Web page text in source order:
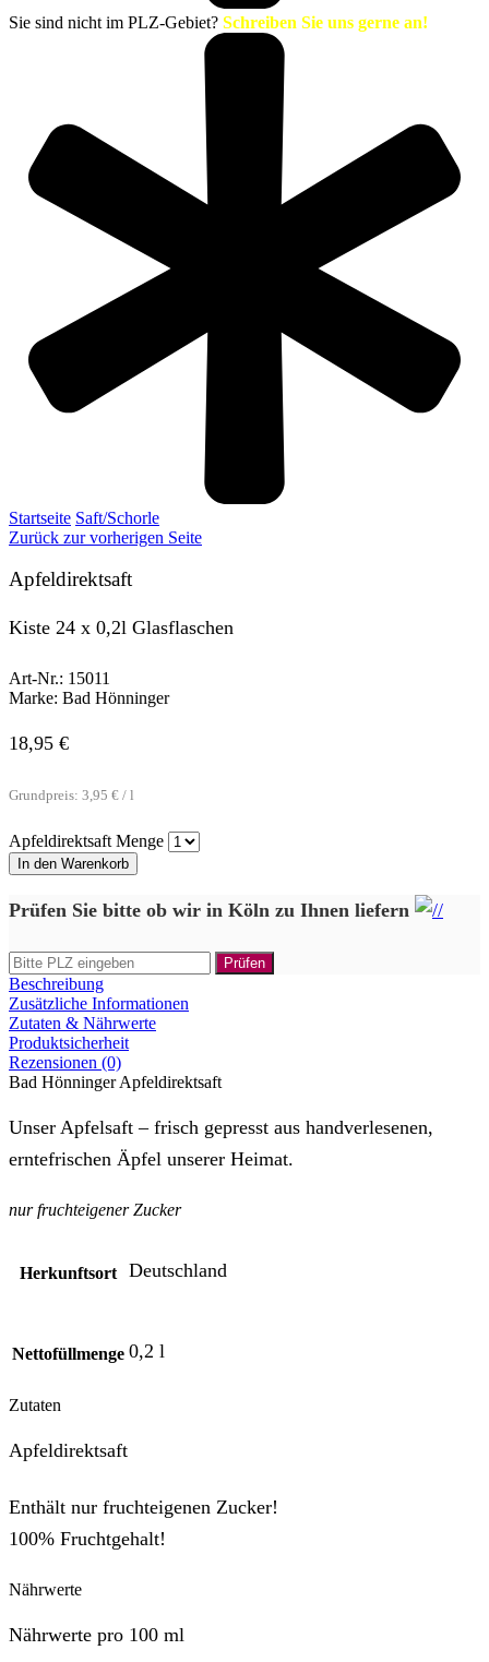
Sie sind nicht im PLZ-Gebiet? Schreiben Sie uns gerne an!
Startseite Saft/Schorle
Zurück zur vorherigen Seite
Apfeldirektsaft
Kiste 24 x 0,2l Glasflaschen
Art-Nr.: 15011
Marke: Bad Hönninger
18,95 €
Grundpreis: 3,95 € / l
Apfeldirektsaft Menge
In den Warenkorb
Prüfen Sie bitte ob wir in Köln zu Ihnen liefern
Beschreibung
Zusätzliche Informationen
Zutaten & Nährwerte
Produktsicherheit
Rezensionen (0)
Bad Hönninger Apfeldirektsaft
Unser Apfelsaft – frisch gepresst aus handverlesenen,
erntefrischen Äpfel unserer Heimat.
nur fruchteigener Zucker
Herkunftsort Deutschland
Nettofüllmenge 0,2 l
Zutaten
Apfeldirektsaft
Enthält nur fruchteigenen Zucker!
100% Fruchtgehalt!
Nährwerte
Nährwerte pro 100 ml